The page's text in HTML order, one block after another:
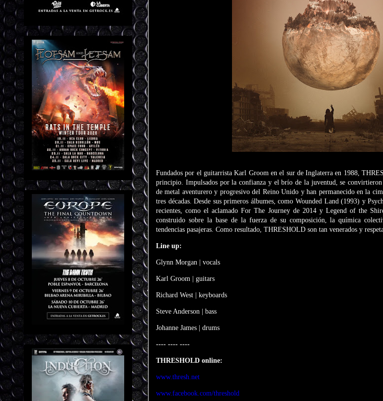
Fundados por el guitarrista Karl Groom en el sur de Inglaterra en 1988,
principio. Impulsados por la confianza y el brío de la juventud, se convirtieron
de metal aventurero y progresivo del Reino Unido y han permanecido en la
tres décadas. Desde sus primeros álbumes, como Wounded Land (1993) y
recientes, como el aclamado For The Journey de 2014 y Legend of the
construido sobre la base de la fuerza de su composición, la química
tendencias pasajeras. Como resultado, THRESHOLD son tan venerados y
Line up:
Glynn Morgan | vocals
Karl Groom | guitars
Richard West | keyboards
Steve Anderson | bass
Johanne James | drums
---- ---- ----
THRESHOLD online:
www.thresh.net
www.facebook.com/threshold